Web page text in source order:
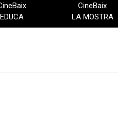
EDUCA
CineBaix
LA MOSTRA